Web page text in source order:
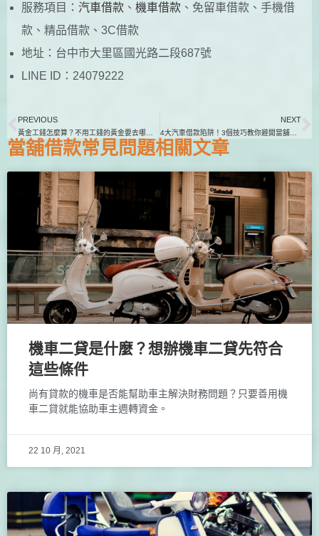
服務項目： 汽車借款 、 機車借款 、免留車借款、手機借
款、精品借款、3C借款
地址：台中市大里區國光路二段687號
LINE ID：24079222
PREVIOUS NEXT
4大汽車借款陷阱！3個技巧教你避開當舖汽車借款費用陷阱
當舖借款常見問題相關文章
機車二貸是什麼？想辦機車二貸先符合
這些條件
尚有貸款的機車是否能幫助車主解決財務問題？只要善用機
車二貸就能協助車主週轉資金。
22 10 月, 2021